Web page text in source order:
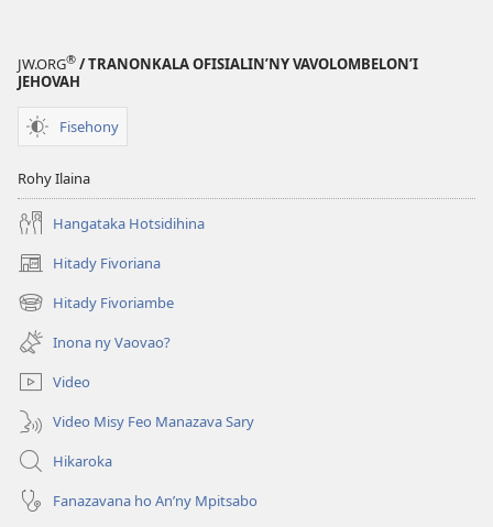
JW.ORG® / TRANONKALA OFISIALIN’NY VAVOLOMBELON’I
JEHOVAH
Fisehony
Rohy Ilaina
Hangataka Hotsidihina
Hitady Fivoriana
(manokatra
rohy) Hitady Fivoriambe
(manokatra
rohy) Inona ny Vaovao?
Video
Video Misy Feo Manazava Sary
Hikaroka
Fanazavana ho An’ny Mpitsabo